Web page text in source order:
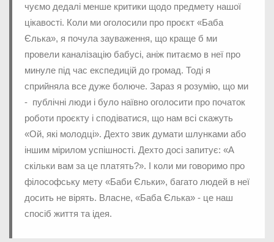
чуємо дедалі менше критики щодо предмету нашої
цікавості. Коли ми оголосили про проєкт «Баба
Єлька», я почула зауваження, що краще б ми
провели каналізацію бабусі, аніж питаємо в неї про
минуле під час експедицій до громад. Тоді я
сприйняла все дуже болюче. Зараз я розумію, що ми
- публічні люди і було наївно оголосити про початок
роботи проєкту і сподіватися, що нам всі скажуть
«Ой, які молодці». Дехто звик думати шлунками або
іншим мірилом успішності. Дехто досі запитує: «А
скільки вам за це платять?». І коли ми говоримо про
філософську мету «Баби Єльки», багато людей в неї
досить не вірять. Власне, «Баба Єлька» - це наш
спосіб життя та ідея.